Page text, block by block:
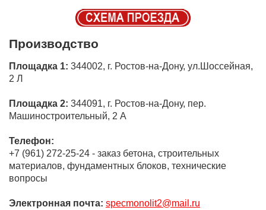
Производство
Площадка 1: 344002, г. Ростов-на-Дону, ул.Шоссейная,
2 Л
Площадка 2: 344091, г. Ростов-на-Дону, пер.
Машиностроительный, 2 А
Телефон:
+7 (961) 272-25-24 - заказ бетона, строительных
материалов, фундаментных блоков, технические
вопросы
Электронная почта: specmonolit2@mail.ru